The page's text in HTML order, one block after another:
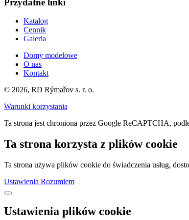
Katalog
Cennik
Galeria
Domy modelowe
O nas
Kontakt
© 2026, RD Rýmařov s. r. o.
Warunki korzystania
Ta strona jest chroniona przez Google ReCAPTCHA,
Ta strona korzysta z plików cookie
Ta strona używa plików cookie do świadczenia usług,
Ustawienia Rozumiem
Ustawienia plików cookie